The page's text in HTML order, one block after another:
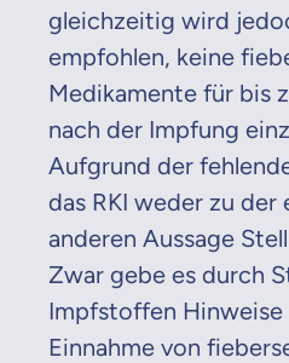
gleichzeitig wird
empfohlen, keine
Medikamente für bis
nach der Impfung
Aufgrund der
das RKI weder zu der
anderen Aussage
Zwar gebe es durch
Impfstoffen Hinweise
Einnahme von